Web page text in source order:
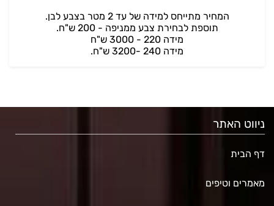
המחיר מתייחס למידה של עד 2 מטר בצבע לבן.
תוספת לבחירת צבע ממניפה - 200 ש"ח.
מידה 220 - 3000 ש"ח
מידה 240 -3200 ש"ח.
ניווט האתר
דף הבית
מאמרים וטיפים